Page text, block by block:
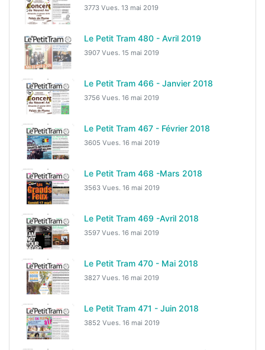
3773 Vues. 13 mai 2019
Le Petit Tram 480 - Avril 2019
3907 Vues. 15 mai 2019
Le Petit Tram 466 - Janvier 2018
3756 Vues. 16 mai 2019
Le Petit Tram 467 - Février 2018
3605 Vues. 16 mai 2019
Le Petit Tram 468 -Mars 2018
3563 Vues. 16 mai 2019
Le Petit Tram 469 -Avril 2018
3597 Vues. 16 mai 2019
Le Petit Tram 470 - Mai 2018
3827 Vues. 16 mai 2019
Le Petit Tram 471 - Juin 2018
3852 Vues. 16 mai 2019